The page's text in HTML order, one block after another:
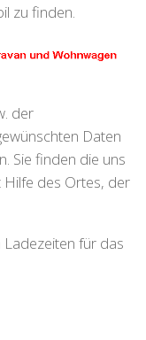
zu finden.
der
Daten
Sie finden die uns
des Ortes, der
Ladezeiten für das